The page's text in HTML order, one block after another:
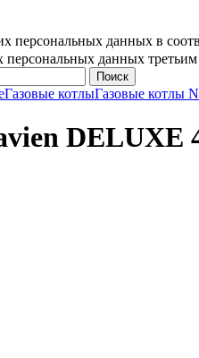
персональных данных в
персональных данных
Газовые котлыГазовые котлы
DELUXE